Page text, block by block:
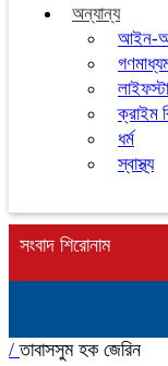
অন্যান্য
আইন-
ক্রাইম
ধর্ম
স্বাস্থ্য
সংবাদ শিরোনাম
/তাবাসসুম হক জেরিন